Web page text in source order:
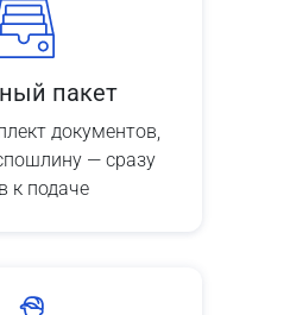
пакет
документов,
— сразу
к подаче